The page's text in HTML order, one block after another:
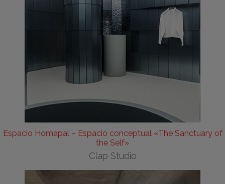
Espacio Homapal – Espacio conceptual «The Sanctuary of
the Self»
Clap Studio